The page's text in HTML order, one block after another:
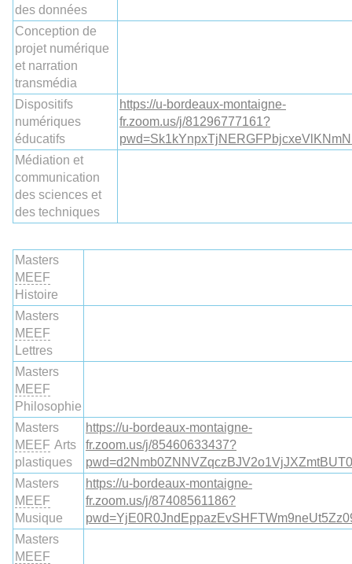
des données
Conception de
projet numérique
et narration
transmédia
Dispositifs
numériques
éducatifs
https://u-bordeaux-montaigne-
fr.zoom.us/j/81296777161?
Médiation et
communication
des sciences et
des techniques
Masters
MEEF
Histoire
Masters
MEEF
Lettres
Masters
MEEF
Philosophie
Masters
MEEF Arts
plastiques
https://u-bordeaux-montaigne-
fr.zoom.us/j/85460633437?
Masters
MEEF
Musique
https://u-bordeaux-montaigne-
fr.zoom.us/j/87408561186?
Masters
MEEF